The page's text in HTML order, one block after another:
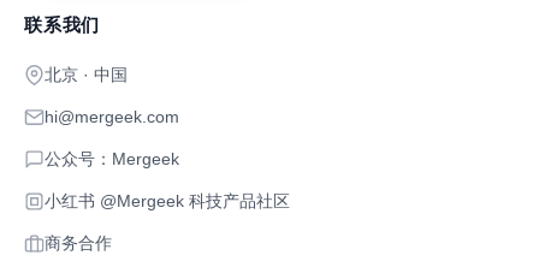
联系我们
北京 · 中国
hi@mergeek.com
公众号：Mergeek
小红书 @Mergeek 科技产品社区
商务合作